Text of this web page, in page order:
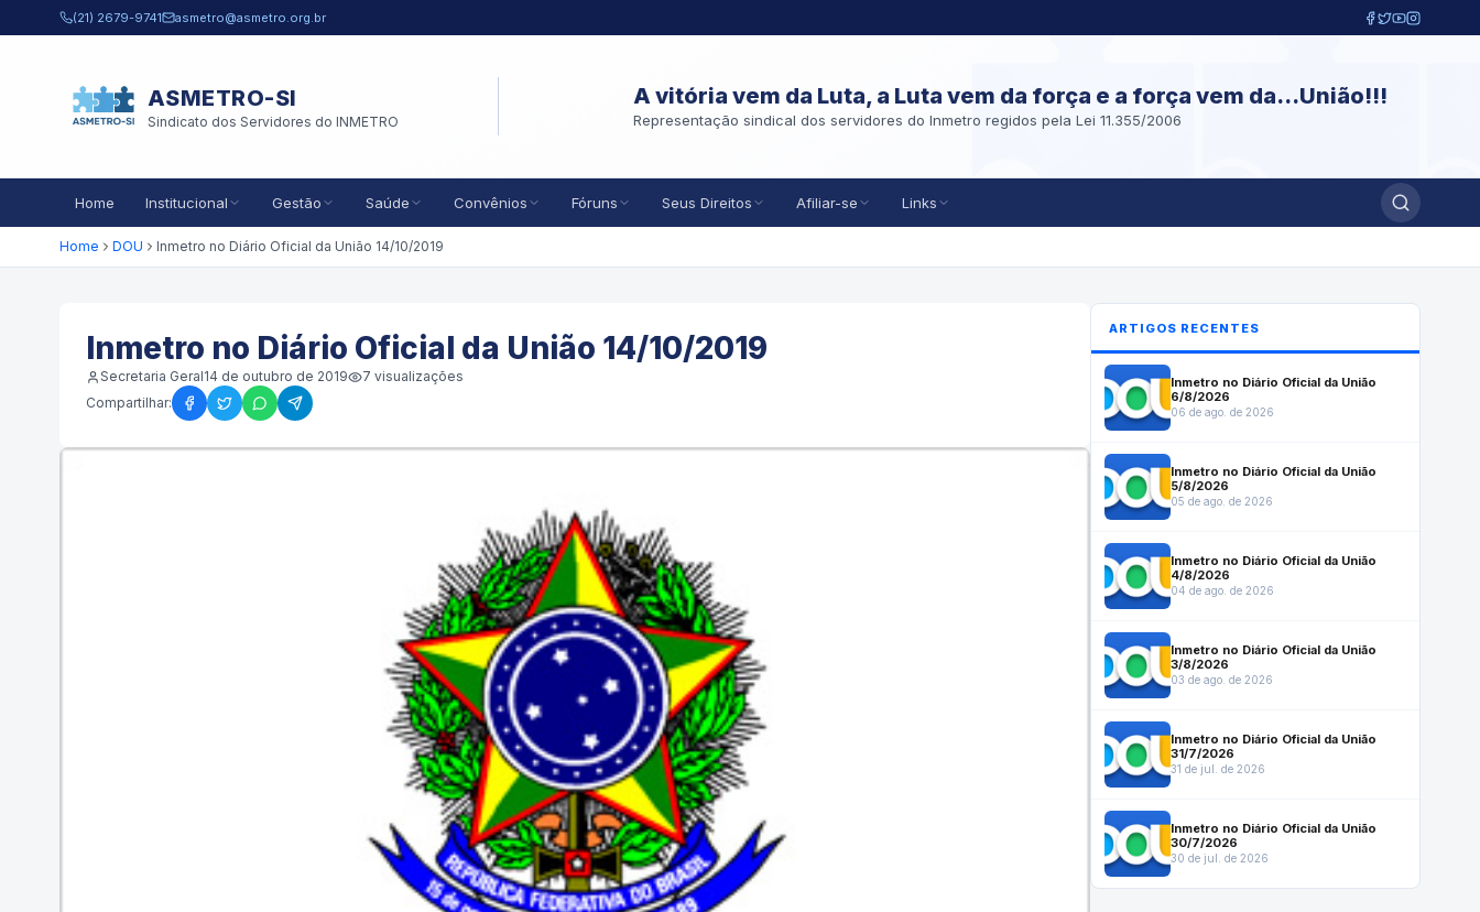
Pular para o conteúdo principal
(21) 2679-9741 asmetro@asmetro.org.br
ASMETRO-SI
Sindicato dos Servidores do INMETRO
A vitória vem da Luta, a Luta vem da força e a força vem da...União!!!
Representação sindical dos servidores do Inmetro regidos pela Lei 11.355/2006
Home Institucional Gestão Saúde Convênios Fóruns Seus Direitos Afiliar-se Links
Home DOU Inmetro no Diário Oficial da União 14/10/2019
Inmetro no Diário Oficial da União 14/10/2019
Secretaria Geral14 de outubro de 2019 7 visualizações
Compartilhar:
ARTIGOS RECENTES
Inmetro no Diário Oficial da União
6/8/2026
06 de ago. de 2026
Inmetro no Diário Oficial da União
5/8/2026
05 de ago. de 2026
Inmetro no Diário Oficial da União
4/8/2026
04 de ago. de 2026
Inmetro no Diário Oficial da União
3/8/2026
03 de ago. de 2026
Inmetro no Diário Oficial da União
31/7/2026
31 de jul. de 2026
Inmetro no Diário Oficial da União
30/7/2026
30 de jul. de 2026